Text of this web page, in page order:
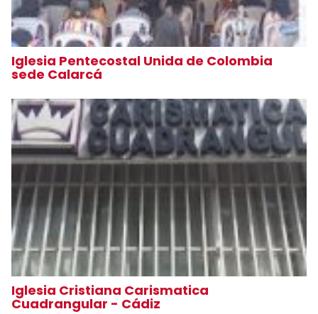
Iglesia Pentecostal Unida de Colombia
sede Calarcá
Iglesia Cristiana Carismatica
Cuadrangular - Cádiz